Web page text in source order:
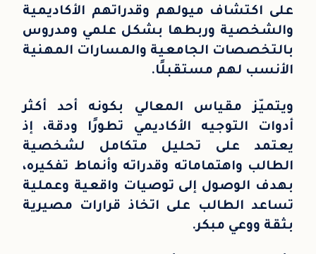
على اكتشاف ميولهم وقدراتهم الأكاديمية
والشخصية وربطها بشكل علمي ومدروس
بالتخصصات الجامعية والمسارات المهنية
الأنسب لهم مستقبلًا.
ويتميّز مقياس المعالي بكونه أحد أكثر
أدوات التوجيه الأكاديمي تطورًا ودقة، إذ
يعتمد على تحليل متكامل لشخصية
الطالب واهتماماته وقدراته وأنماط تفكيره،
بهدف الوصول إلى توصيات واقعية وعملية
تساعد الطالب على اتخاذ قرارات مصيرية
بثقة ووعي مبكر.